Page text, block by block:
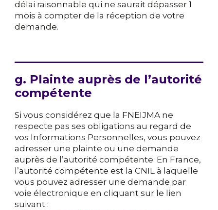
délai raisonnable qui ne saurait dépasser 1
mois à compter de la réception de votre
demande.
g. Plainte auprès de l’autorité
compétente
Si vous considérez que la FNEIJMA ne
respecte pas ses obligations au regard de
vos Informations Personnelles, vous pouvez
adresser une plainte ou une demande
auprès de l’autorité compétente. En France,
l’autorité compétente est la CNIL à laquelle
vous pouvez adresser une demande par
voie électronique en cliquant sur le lien
suivant :